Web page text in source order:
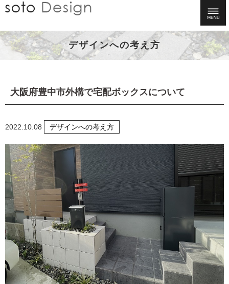
デザインへの考え方
大阪府豊中市外構で宅配ボックスについて
2022.10.08 デザインへの考え方